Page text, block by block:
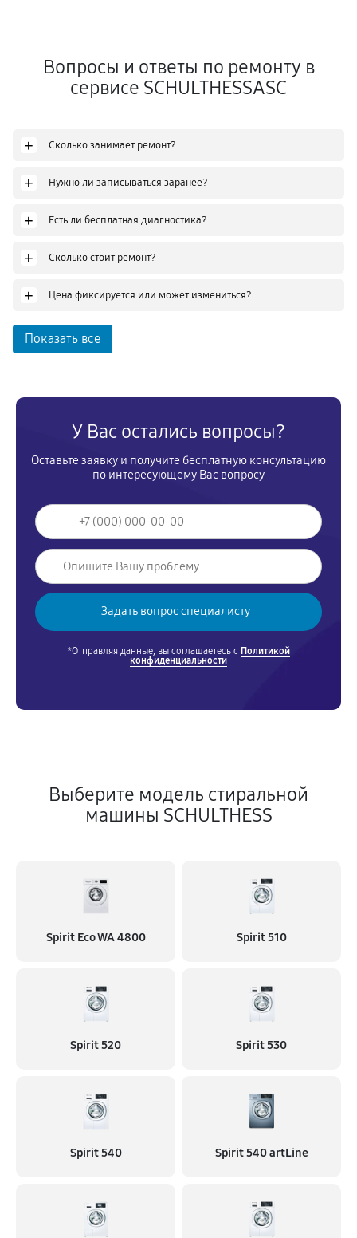
Вопросы и ответы по ремонту в
сервисе SCHULTHESSASC
+ Сколько занимает ремонт?
+ Нужно ли записываться заранее?
+ Есть ли бесплатная диагностика?
+ Сколько стоит ремонт?
+ Цена фиксируется или может измениться?
Показать все
У Вас остались вопросы?
Оставьте заявку и получите бесплатную консультацию
по интересующему Вас вопросу
*Отправляя данные, вы соглашаетесь с Политикой
конфиденциальности
Выберите модель стиральной
машины SCHULTHESS
Spirit Eco WA 4800 Spirit 510
Spirit 520 Spirit 530
Spirit 540 Spirit 540 artLine